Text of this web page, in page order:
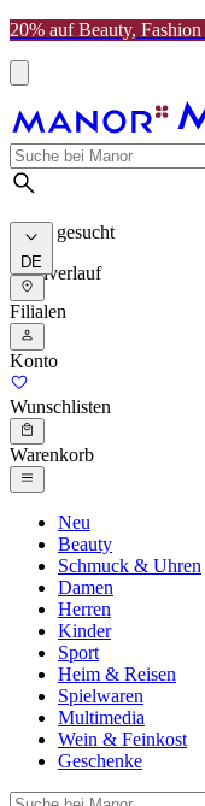
20% auf Beauty,
Meist gesucht
Suchverlauf
DE
Filialen
Konto
Wunschlisten
Warenkorb
Neu
Beauty
Schmuck & Uhren
Damen
Herren
Kinder
Sport
Heim & Reisen
Spielwaren
Multimedia
Wein & Feinkost
Geschenke